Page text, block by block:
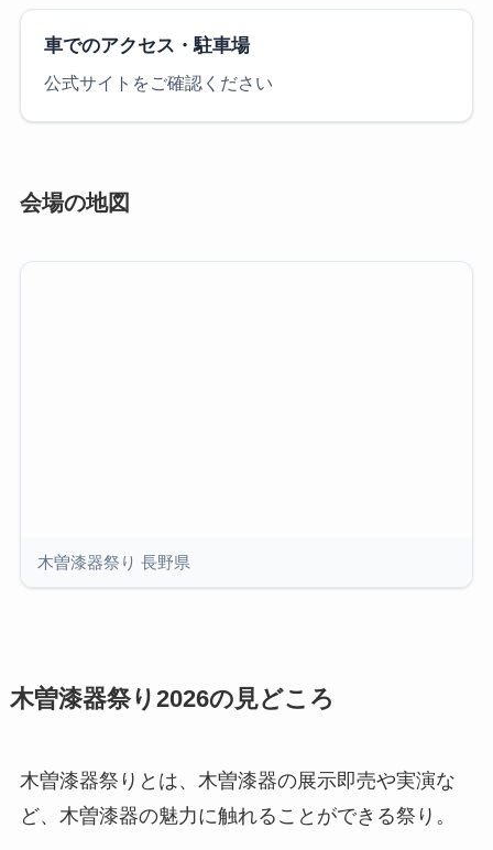
車でのアクセス・駐車場
公式サイトをご確認ください
会場の地図
木曽漆器祭り 長野県
木曽漆器祭り2026の見どころ
木曽漆器祭りとは、木曽漆器の展示即売や実演な
ど、木曽漆器の魅力に触れることができる祭り。